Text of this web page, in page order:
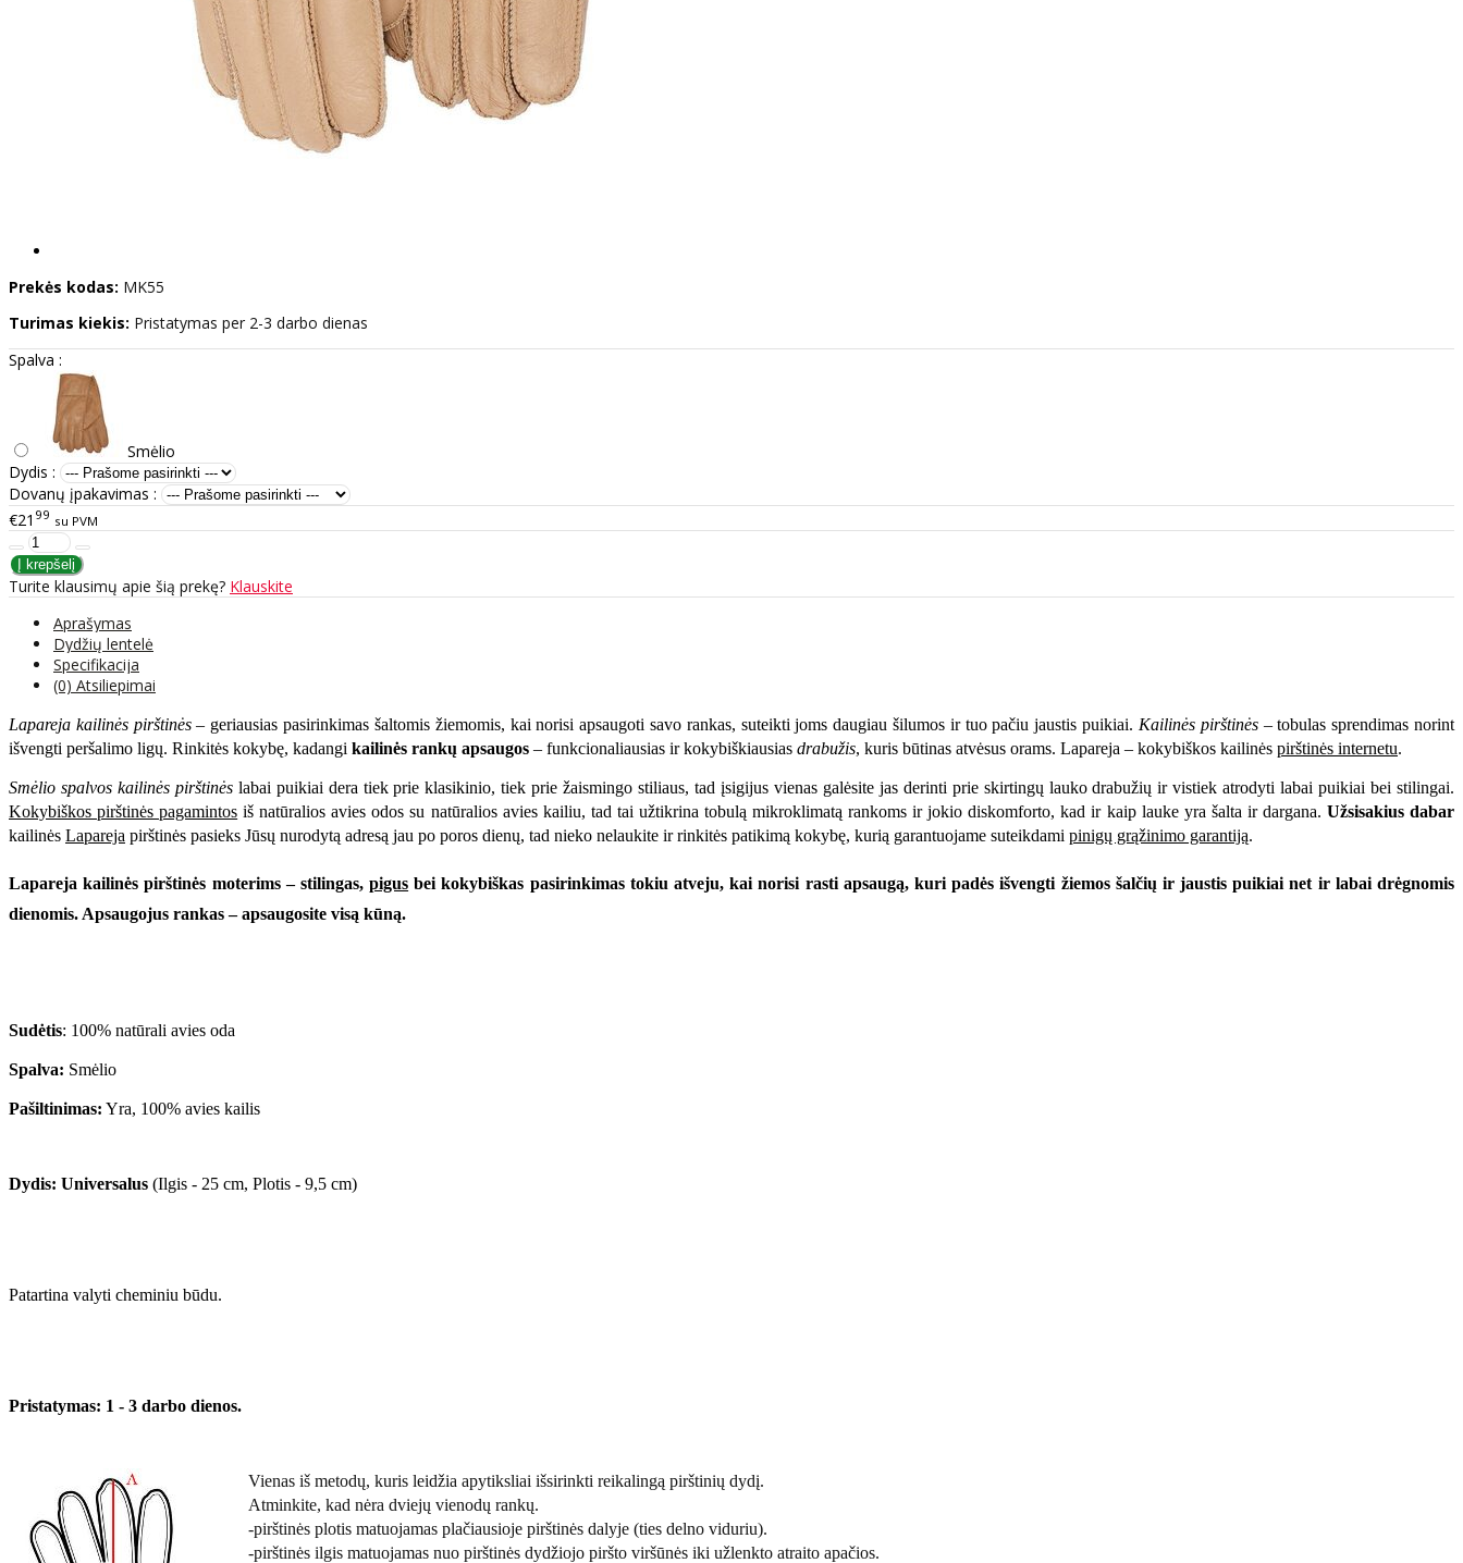
Prekės kodas: MK55
Turimas kiekis: Pristatymas per 2-3 darbo dienas
Spalva :
Smėlio
Dydis :
Dovanų įpakavimas :
€21 99 su PVM
Turite klausimų apie šią prekę? Klauskite
Aprašymas
Dydžių lentelė
Specifikacija
(0) Atsiliepimai
Lapareja kailinės pirštinės– geriausias pasirinkimas šaltomis žiemomis, kai norisi apsaugoti savo rankas, suteikti joms daugiau šilumos ir tuo pačiu jaustis puikiai. Kailinės pirštinės– tobulas sprendimas norint
išvengti peršalimo ligų. Rinkitės kokybę, kadangi kailinės rankų apsaugos – funkcionaliausias ir kokybiškiausias drabužis, kuris būtinas atvėsus orams. Lapareja – kokybiškos kailinės pirštinės internetu.
Smėlio spalvos kailinės pirštinėslabai puikiai dera tiek prie klasikinio, tiek prie žaismingo stiliaus, tad įsigijus vienas galėsite jas derinti prie skirtingų lauko drabužių ir vistiek atrodyti labai puikiai bei stilingai.
Kokybiškos pirštinės pagamintos iš natūralios avies odos su natūralios avies kailiu, tad tai užtikrina tobulą mikroklimatą rankoms ir jokio diskomforto, kad ir kaip lauke yra šalta ir dargana. Užsisakius dabar
kailinės Lapareja pirštinės pasieks Jūsų nurodytą adresą jau po poros dienų, tad nieko nelaukite ir rinkitės patikimą kokybę, kurią garantuojame suteikdami pinigų grąžinimo garantiją.
Lapareja kailinės pirštinės moterims– stilingas,pigus bei kokybiškas pasirinkimas tokiu atveju, kai norisi rasti apsaugą, kuri padės išvengti žiemos šalčių ir jaustis puikiai net ir labai drėgnomis
dienomis. Apsaugojus rankas – apsaugosite visą kūną.
Sudėtis: 100% natūrali avies oda
Spalva: Smėlio
Pašiltinimas: Yra, 100% avies kailis
Dydis: Universalus (Ilgis - 25 cm, Plotis - 9,5 cm)
Patartina valyti cheminiu būdu.
Pristatymas: 1 - 3 darbo dienos.
Vienas iš metodų, kuris leidžia apytiksliai išsirinkti reikalingą pirštinių dydį.
Atminkite, kad nėra dviejų vienodų rankų.
-pirštinės plotis matuojamas plačiausioje pirštinės dalyje (ties delno viduriu).
-pirštinės ilgis matuojamas nuo pirštinės dydžiojo piršto viršūnės iki užlenkto atraito apačios.